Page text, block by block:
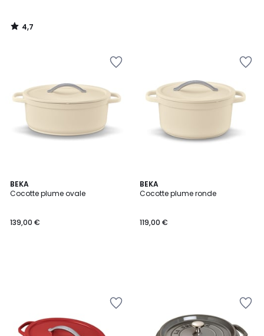
4,7
/
BEKA
Cocotte plume ovale
139,00 €
BEKA
Cocotte plume ronde
119,00 €